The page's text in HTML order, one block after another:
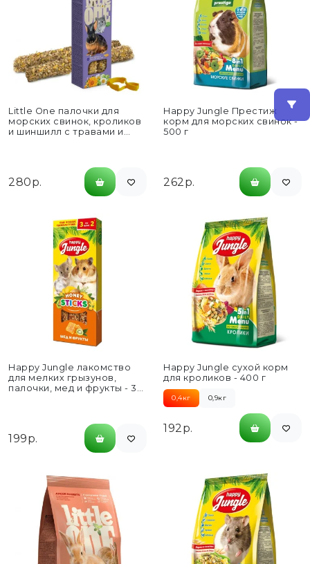
Little One палочки для
морских свинок, кроликов
и шиншилл с травами и
280р.
Happy Jungle Престиж
корм для морских свинок -
500 г
262р.
Happy Jungle лакомство
для мелких грызунов,
палочки, мед и фрукты - 3
199р.
Happy Jungle сухой корм
для кроликов - 400 г
0,4кг 0,9кг
192р.